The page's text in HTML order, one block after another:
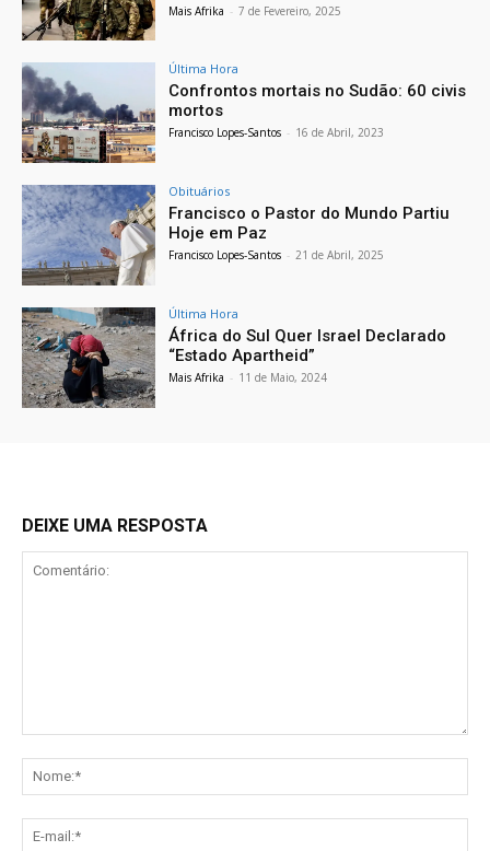
Mais Afrika - 7 de Fevereiro, 2025
Última Hora
Confrontos mortais no Sudão: 60 civis
mortos
Francisco Lopes-Santos - 16 de Abril, 2023
Obituários
Francisco o Pastor do Mundo Partiu
Hoje em Paz
Francisco Lopes-Santos - 21 de Abril, 2025
Última Hora
África do Sul Quer Israel Declarado
“Estado Apartheid”
Mais Afrika - 11 de Maio, 2024
DEIXE UMA RESPOSTA